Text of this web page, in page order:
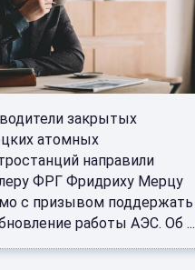
закрытых
атомных
направили
ФРГ Фридриху Мерцу
с призывом поддержать
работы АЭС. Об ...